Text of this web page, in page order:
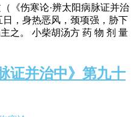
《伤寒论·辨太阳病脉证并治
，身热恶风，颈项强，胁下
之。 小柴胡汤方 药 物 剂 量
证并治中》第九十